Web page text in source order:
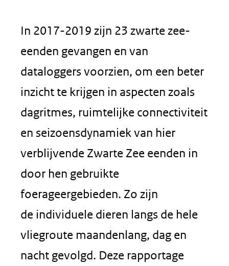
In 2017-2019 zijn 23 zwarte zee-
eenden gevangen en van
dataloggers voorzien, om een beter
inzicht te krijgen in aspecten zoals
dagritmes, ruimtelijke connectiviteit
en seizoensdynamiek van hier
verblijvende Zwarte Zee eenden in
door hen gebruikte
foerageergebieden. Zo zijn
de individuele dieren langs de hele
vliegroute maandenlang, dag en
nacht gevolgd. Deze rapportage